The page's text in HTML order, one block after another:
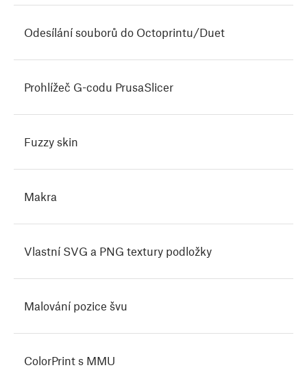
Odesílání souborů do Octoprintu/Duet
Prohlížeč G-codu PrusaSlicer
Fuzzy skin
Makra
Vlastní SVG a PNG textury podložky
Malování pozice švu
ColorPrint s MMU